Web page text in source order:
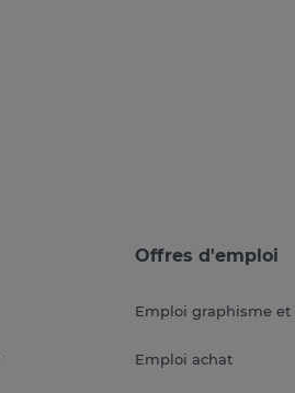
Offres d'emploi
Emploi graphisme et
Emploi achat